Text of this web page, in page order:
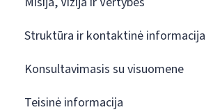
Struktūra ir kontaktinė informacija
Konsultavimasis su visuomene
Teisinė informacija